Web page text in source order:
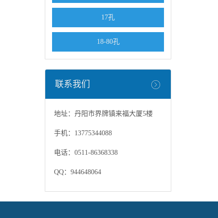
17孔
18-80孔
联系我们
地址：丹阳市界牌镇来福大厦5楼
手机：13775344088
电话：0511-86368338
QQ：944648064